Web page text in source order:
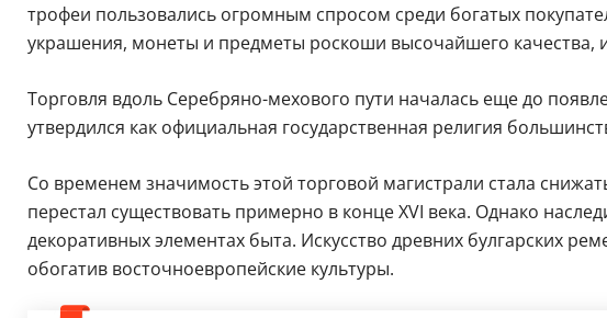
трофеи пользовались огромным спросом среди богатых
украшения, монеты и предметы роскоши высочайшего качества,
Торговля вдоль Серебряно-мехового пути началась еще до
утвердился как официальная государственная религия
Со временем значимость этой торговой магистрали стала
перестал существовать примерно в конце XVI века. Однако
декоративных элементах быта. Искусство древних булгарских
обогатив восточноевропейские культуры.